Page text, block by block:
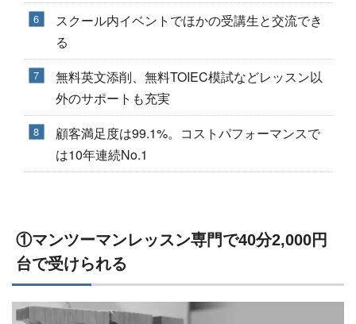
スクール内イベントでほかの受講生と交流でき
る
無料英文添削、無料TOIEC模試などレッスン以
外のサポートも充実
顧客満足度は99.1%。コストパフォーマンスで
は10年連続No.1
①マンツーマンレッスン専門で40分2,000円
台で受けられる